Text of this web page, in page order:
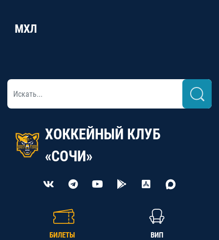
МХЛ
ХОККЕЙНЫЙ КЛУБ
«СОЧИ»
БИЛЕТЫ ВИП